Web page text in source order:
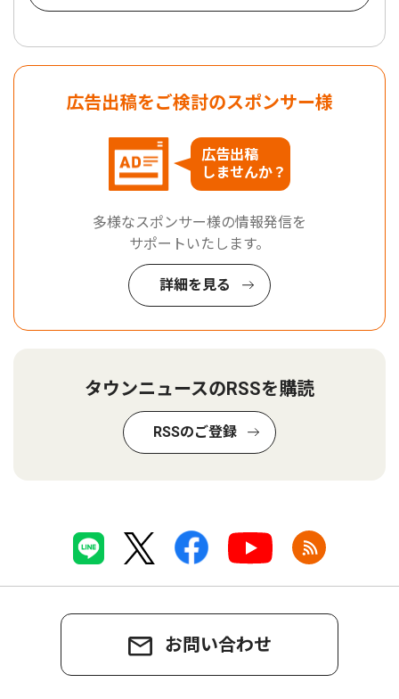
広告出稿をご検討のスポンサー様
広告出稿
しませんか？
多様なスポンサー様の情報発信を
サポートいたします。
詳細を見る
タウンニュースのRSSを購読
RSSのご登録
お問い合わせ